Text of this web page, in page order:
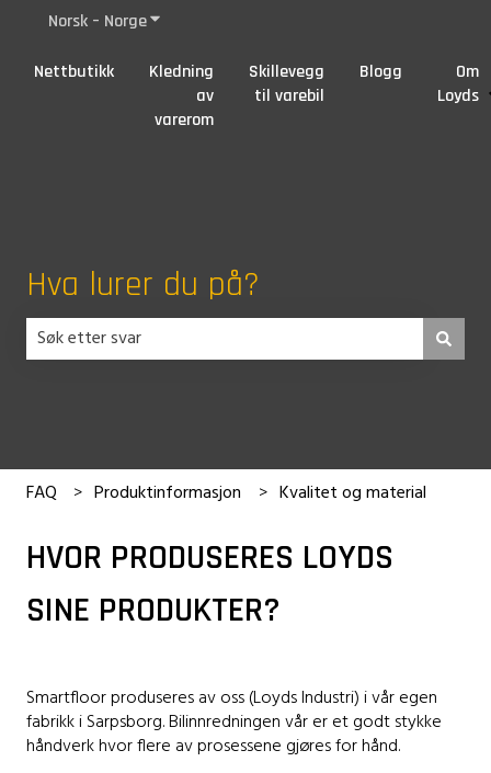
Norsk – NorgeVis undermeny for oversettelser
Nettbutikk
Kledning
av
varerom
Skillevegg
til varebil
Blogg
Om
Loyds
Hva lurer du på?
FAQ Produktinformasjon Kvalitet og material
HVOR PRODUSERES LOYDS
SINE PRODUKTER?
Smartfloor produseres av oss (Loyds Industri) i vår egen
fabrikk i Sarpsborg. Bilinnredningen vår er et godt stykke
håndverk hvor flere av prosessene gjøres for hånd.